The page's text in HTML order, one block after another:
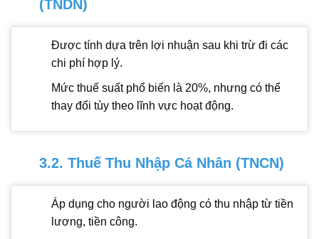
(TNDN)
Được tính dựa trên lợi nhuận sau khi trừ đi các
chi phí hợp lý.
Mức thuế suất phổ biến là 20%, nhưng có thể
thay đổi tùy theo lĩnh vực hoạt động.
3.2. Thuế Thu Nhập Cá Nhân (TNCN)
Áp dụng cho người lao động có thu nhập từ tiền
lương, tiền công.